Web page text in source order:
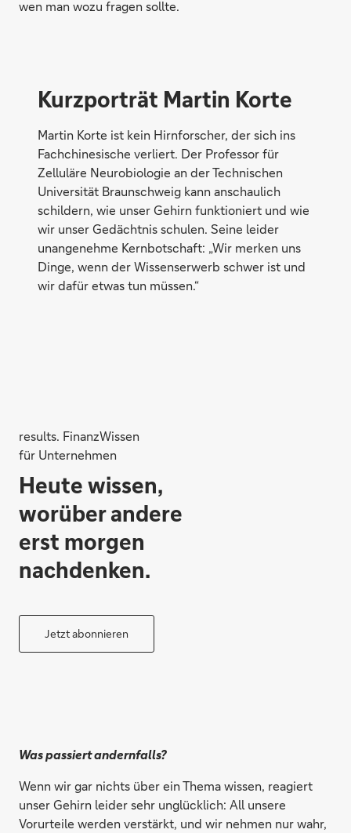
wen man wozu fragen sollte.
Kurzporträt Martin Korte
Martin Korte ist kein Hirnforscher, der sich ins
Fachchinesische verliert. Der Professor für
Zelluläre Neurobiologie an der Technischen
Universität Braunschweig kann anschaulich
schildern, wie unser Gehirn funktioniert und wie
wir unser Gedächtnis schulen. Seine leider
unangenehme Kernbotschaft: „Wir merken uns
Dinge, wenn der Wissenserwerb schwer ist und
wir dafür etwas tun müssen.“
results. FinanzWissen
für Unternehmen
Heute wissen,
worüber andere
erst morgen
nachdenken.
Jetzt abonnieren
Was passiert andernfalls?
Wenn wir gar nichts über ein Thema wissen, reagiert
unser Gehirn leider sehr unglücklich: All unsere
Vorurteile werden verstärkt, und wir nehmen nur wahr,